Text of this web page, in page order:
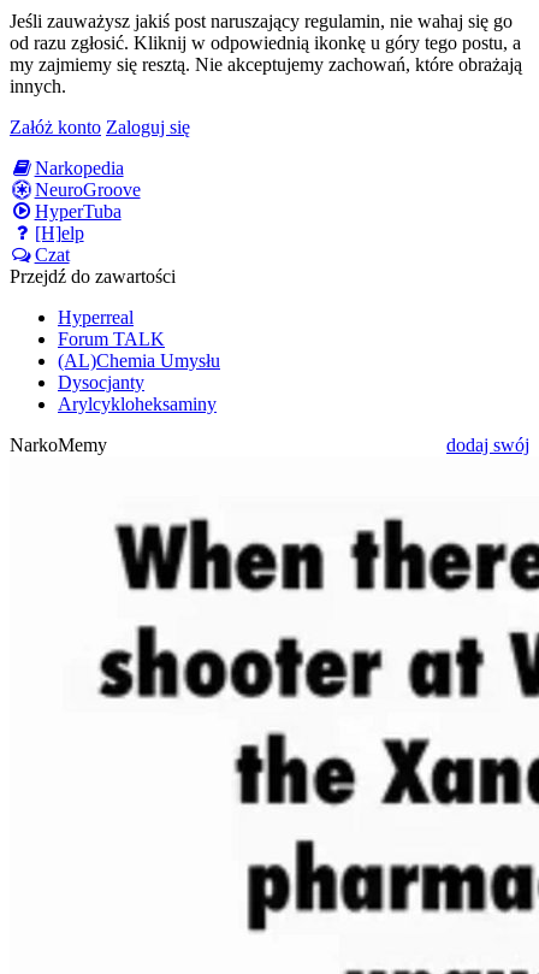
Jeśli zauważysz jakiś post naruszający regulamin, nie wahaj się go
od razu zgłosić. Kliknij w odpowiednią ikonkę u góry tego postu, a
my zajmiemy się resztą. Nie akceptujemy zachowań, które obrażają
innych.
Załóż konto Zaloguj się
Narkopedia
NeuroGroove
HyperTuba
[H]elp
Czat
Przejdź do zawartości
Hyperreal
Forum TALK
(AL)Chemia Umysłu
Dysocjanty
Arylcykloheksaminy
NarkoMemy
dodaj swój